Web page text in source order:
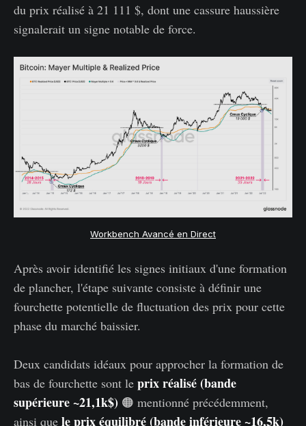
du prix réalisé à 21 111 $, dont une cassure haussière
signalerait un signe notable de force.
Workbench Avancé en Direct
Après avoir identifié les signes initiaux d'une formation
de plancher, l'étape suivante consiste à définir une
fourchette potentielle de fluctuation des prix pour cette
phase du marché baissier.
Deux candidats idéaux pour approcher la formation de
bas de fourchette sont le prix réalisé (bande
supérieure ~21,1k$) 🟠 mentionné précédemment,
ainsi que le prix équilibré (bande inférieure ~16,5k)